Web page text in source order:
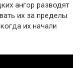
ангор разводят
их за пределы
их начали